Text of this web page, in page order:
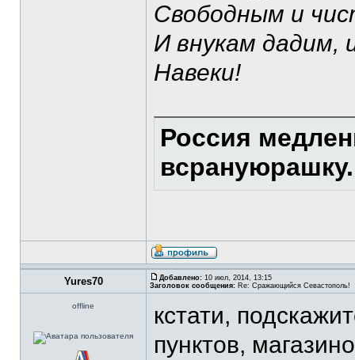
Свободным и
И внукам дадим,
Навеки!
Россия
Yures70 Добавлено: 10 июл, 2014, 13:15
Заголовок сообщения: Re: Сражающийся Севастополь!
offline
кстати,
пунктов,